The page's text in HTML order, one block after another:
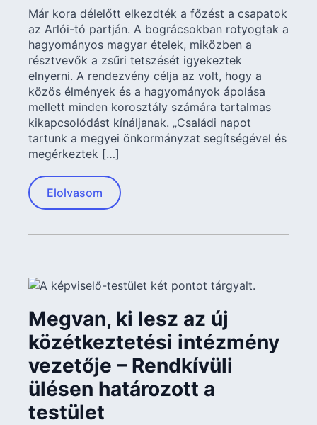
Már kora délelőtt elkezdték a főzést a csapatok
az Arlói-tó partján. A bográcsokban rotyogtak a
hagyományos magyar ételek, miközben a
résztvevők a zsűri tetszését igyekeztek
elnyerni. A rendezvény célja az volt, hogy a
közös élmények és a hagyományok ápolása
mellett minden korosztály számára tartalmas
kikapcsolódást kínáljanak. „Családi napot
tartunk a megyei önkormányzat segítségével és
megérkeztek […]
Elolvasom
Megvan, ki lesz az új
közétkeztetési intézmény
vezetője – Rendkívüli
ülésen határozott a
testület